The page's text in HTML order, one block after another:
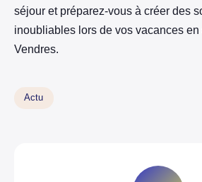
séjour et préparez-vous à créer des
inoubliables lors de vos vacances
Vendres.
Actu